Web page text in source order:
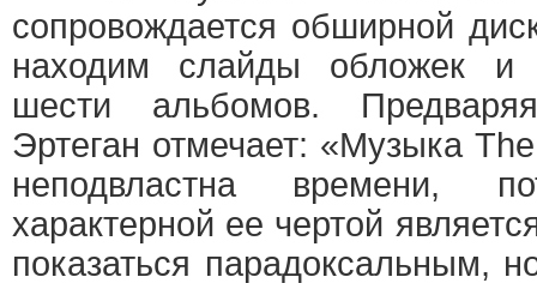
сопровождается обширной
находим слайды обложек и
шести альбомов.
Эртеган отмечает: «Музыка
неподвластна времени,
характерной ее чертой
показаться парадоксальным,